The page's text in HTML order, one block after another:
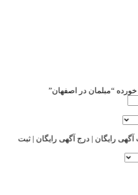
“مبلمان در اصفهان”